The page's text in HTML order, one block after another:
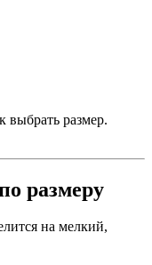
выбрать размер.
размеру
на мелкий,